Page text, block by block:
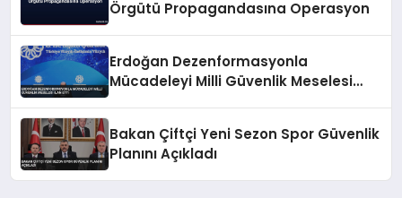
Örgütü Propagandasına Operasyon
Erdoğan Dezenformasyonla
Mücadeleyi Milli Güvenlik Meselesi
Bakan Çiftçi Yeni Sezon Spor Güvenlik
Planını Açıkladı